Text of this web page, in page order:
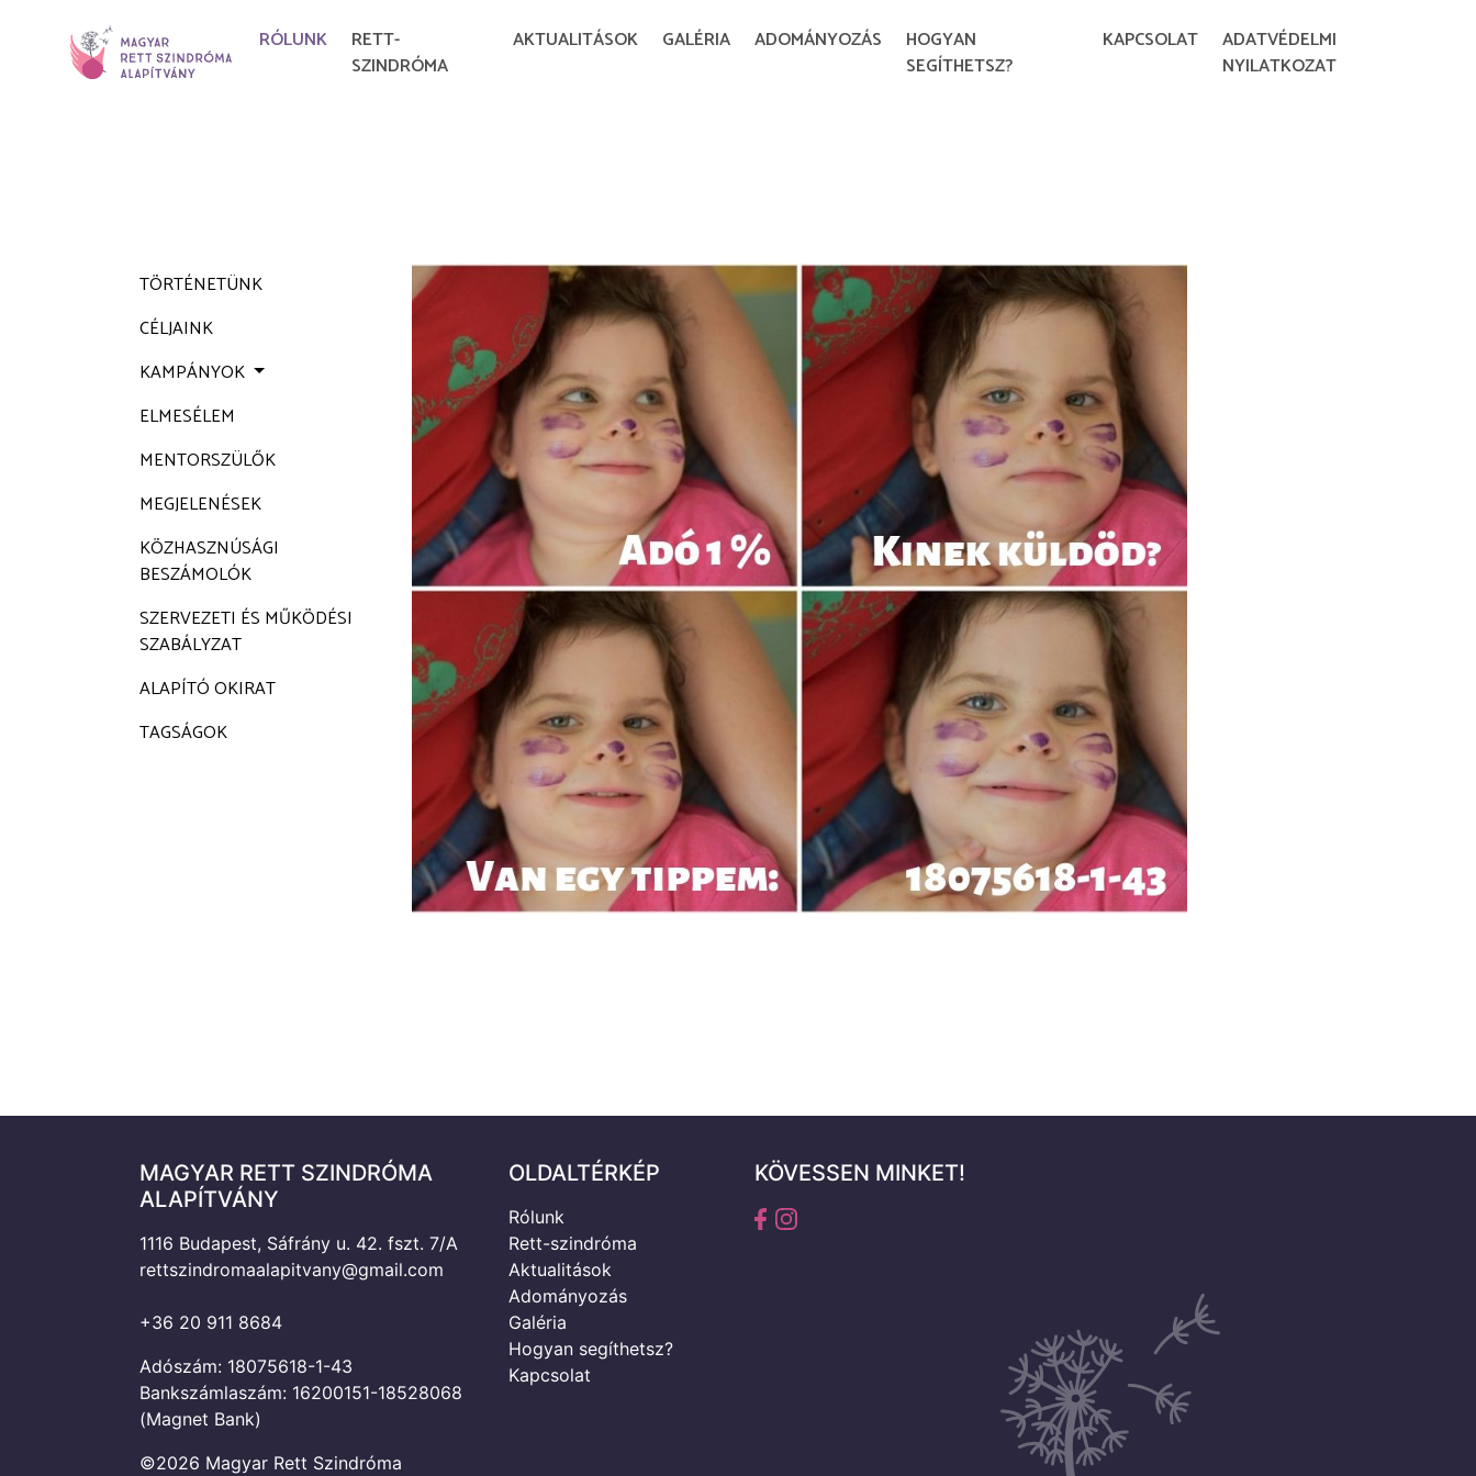
RÓLUNK
RETT-
SZINDRÓMA
AKTUALITÁSOK GALÉRIA ADOMÁNYOZÁS
HOGYAN
SEGÍTHETSZ?
KAPCSOLAT
ADATVÉDELMI
NYILATKOZAT
TÖRTÉNETÜNK
CÉLJAINK
KAMPÁNYOK
ELMESÉLEM
MENTORSZÜLŐK
MEGJELENÉSEK
KÖZHASZNÚSÁGI
BESZÁMOLÓK
SZERVEZETI ÉS MŰKÖDÉSI
SZABÁLYZAT
ALAPÍTÓ OKIRAT
TAGSÁGOK
MAGYAR RETT SZINDRÓMA
ALAPÍTVÁNY
1116 Budapest, Sáfrány u. 42. fszt. 7/A
rettszindromaalapitvany@gmail.com
+36 20 911 8684
Adószám: 18075618-1-43
Bankszámlaszám: 16200151-18528068
(Magnet Bank)
©2026 Magyar Rett Szindróma
OLDALTÉRKÉP
Rólunk
Rett-szindróma
Aktualitások
Adományozás
Galéria
Hogyan segíthetsz?
Kapcsolat
KÖVESSEN MINKET!